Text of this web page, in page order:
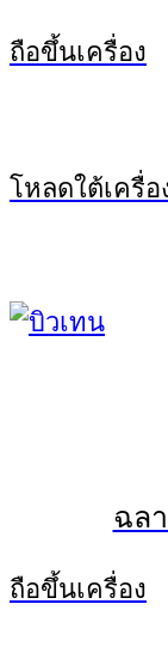
ถือขึ้นเครื่อง
โหลดใต้เครื่อ
ฉล
ถือขึ้นเครื่อง